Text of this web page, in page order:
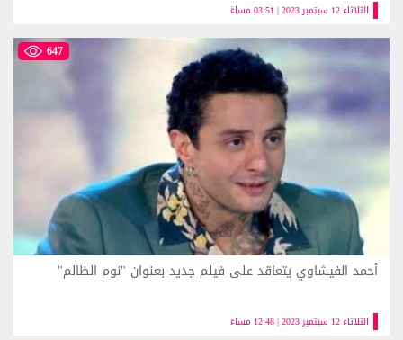
الثلاثاء 12 سبتمبر 2023 | 03:51 مساءً
647
الثلاثاء 12 سبتمبر 2023 | 12:48 مساءً
أحمد الفيشاوي يتعاقد على فيلم جديد بعنوان "نوم الظالم"